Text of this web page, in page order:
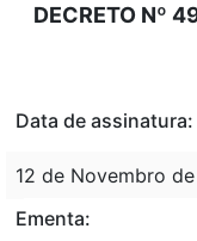
DECRETO Nº
Data de assinatura:
12 de Novembro
Ementa: